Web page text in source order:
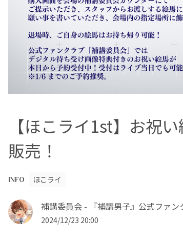
【ほこライ1st】お祝
販売！
INFO ほこライ
補講委員会 - 『補講男子』公式ファン
2024/12/23 20:00